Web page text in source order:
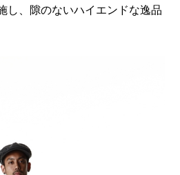
し、隙のないハイエンドな逸品